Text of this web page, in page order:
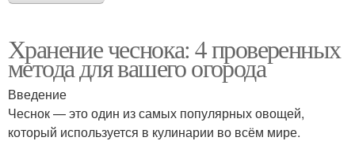
Хранение чеснока: 4 проверенных
метода для вашего огорода
Введение
Чеснок — это один из самых популярных овощей,
который используется в кулинарии во всём мире.